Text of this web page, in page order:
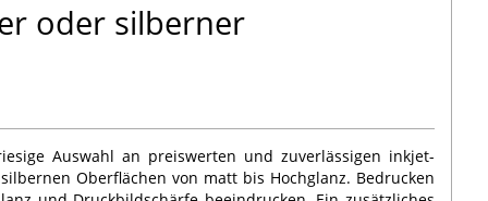
oder silberner
Auswahl an preiswerten und zuverlässigen inkjet-
Oberflächen von matt bis Hochglanz. Bedrucken